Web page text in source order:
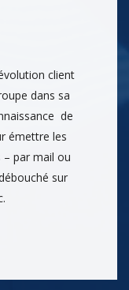
client
dans sa
de
émettre les
par mail ou
sur